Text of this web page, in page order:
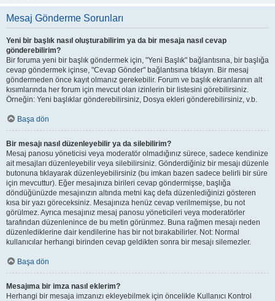
Mesaj Gönderme Sorunları
Yeni bir başlık nasıl oluşturabilirim ya da bir mesaja nasıl cevap
gönderebilirim?
Bir foruma yeni bir başlık göndermek için, "Yeni Başlık" bağlantısına, bir başlığa
cevap göndermek içinse, "Cevap Gönder" bağlantısına tıklayın. Bir mesaj
göndermeden önce kayıt olmanız gerekebilir. Forum ve başlık ekranlarının alt
kısımlarında her forum için mevcut olan izinlerin bir listesini görebilirsiniz.
Örneğin: Yeni başlıklar gönderebilirsiniz, Dosya ekleri gönderebilirsiniz, v.b.
Başa dön
Bir mesajı nasıl düzenleyebilir ya da silebilirim?
Mesaj panosu yöneticisi veya moderatör olmadığınız sürece, sadece kendinize
ait mesajları düzenleyebilir veya silebilirsiniz. Gönderdiğiniz bir mesajı düzenle
butonuna tıklayarak düzenleyebilirsiniz (bu imkan bazen sadece belirli bir süre
için mevcuttur). Eğer mesajınıza birileri cevap göndermişse, başlığa
döndüğünüzde mesajınızın altında metni kaç defa düzenlediğinizi gösteren
kısa bir yazı göreceksiniz. Mesajınıza henüz cevap verilmemişse, bu not
görülmez. Ayrıca mesajınız mesaj panosu yöneticileri veya moderatörler
tarafından düzenlenince de bu metin görünmez. Buna rağmen mesajı neden
düzenlediklerine dair kendilerine has bir not bırakabilirler. Not: Normal
kullanıcılar herhangi birinden cevap geldikten sonra bir mesajı silemezler.
Başa dön
Mesajıma bir imza nasıl eklerim?
Herhangi bir mesaja imzanızı ekleyebilmek için öncelikle Kullanıcı Kontrol